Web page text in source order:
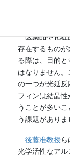
医薬品や化粧
存在するもの
る際は、⽬的
はなりません
の⼀つが光延
フィンは結晶
うことが多い
う課題がありま
後藤准教授ら
光学活性なア